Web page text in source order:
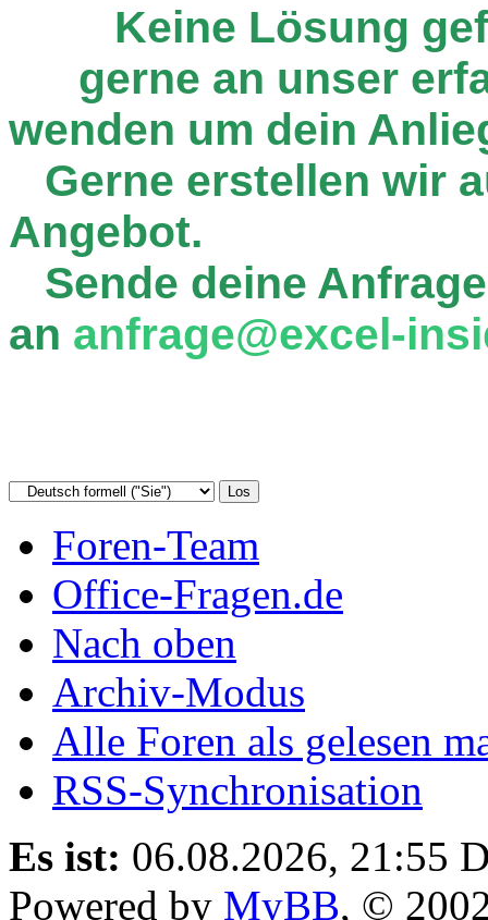
Keine Lösung
gerne an unser
wenden um dein
Gerne erstellen wir
Angebot.
Sende deine
an anfrage@excel-
Foren-Team
Office-Fragen.de
Nach oben
Archiv-Modus
Alle Foren als gelesen
RSS-Synchronisation
Es ist: 06.08.2026, 21:55
Powered by MyBB, ©